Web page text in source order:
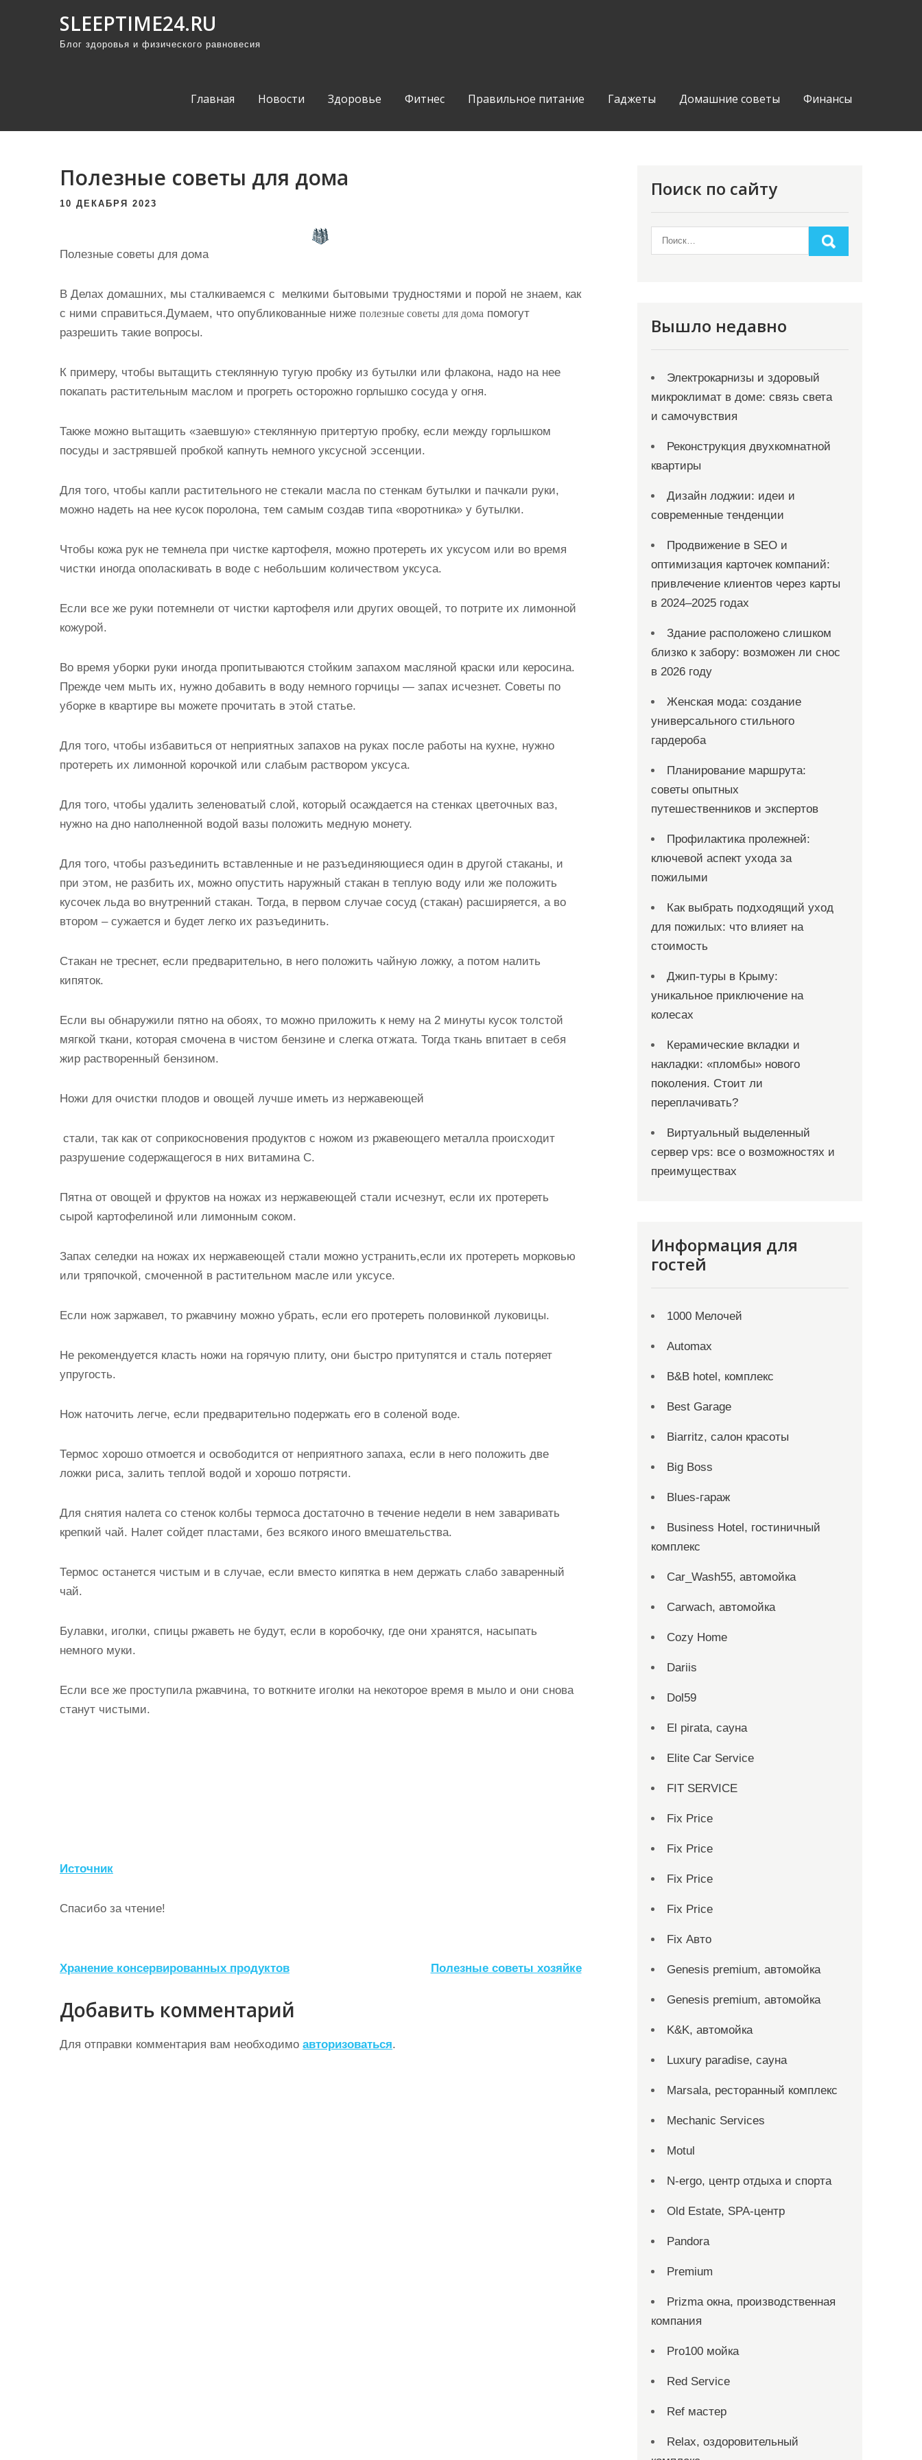
SLEEPTIME24.RU
Блог здоровья и физического равновесия
Главная Новости Здоровье Фитнес Правильное питание Гаджеты Домашние советы Финансы
Полезные советы для дома
10 ДЕКАБРЯ 2023
Полезные советы для дома
В Делах домашних, мы сталкиваемся с мелкими бытовыми трудностями и порой не знаем, как
с ними справиться.Думаем, что опубликованные ниже полезные советы для дома помогут
разрешить такие вопросы.
К примеру, чтобы вытащить стеклянную тугую пробку из бутылки или флакона, надо на нее
покапать растительным маслом и прогреть осторожно горлышко сосуда у огня.
Также можно вытащить «заевшую» стеклянную притертую пробку, если между горлышком
посуды и застрявшей пробкой капнуть немного уксусной эссенции.
Для того, чтобы капли растительного не стекали масла по стенкам бутылки и пачкали руки,
можно надеть на нее кусок поролона, тем самым создав типа «воротника» у бутылки.
Чтобы кожа рук не темнела при чистке картофеля, можно протереть их уксусом или во время
чистки иногда ополаскивать в воде с небольшим количеством уксуса.
Если все же руки потемнели от чистки картофеля или других овощей, то потрите их лимонной
кожурой.
Во время уборки руки иногда пропитываются стойким запахом масляной краски или керосина.
Прежде чем мыть их, нужно добавить в воду немного горчицы — запах исчезнет. Советы по
уборке в квартире вы можете прочитать в этой статье.
Для того, чтобы избавиться от неприятных запахов на руках после работы на кухне, нужно
протереть их лимонной корочкой или слабым раствором уксуса.
Для того, чтобы удалить зеленоватый слой, который осаждается на стенках цветочных ваз,
нужно на дно наполненной водой вазы положить медную монету.
Для того, чтобы разъединить вставленные и не разъединяющиеся один в другой стаканы, и
при этом, не разбить их, можно опустить наружный стакан в теплую воду или же положить
кусочек льда во внутренний стакан. Тогда, в первом случае сосуд (стакан) расширяется, а во
втором – сужается и будет легко их разъединить.
Стакан не треснет, если предварительно, в него положить чайную ложку, а потом налить
кипяток.
Если вы обнаружили пятно на обоях, то можно приложить к нему на 2 минуты кусок толстой
мягкой ткани, которая смочена в чистом бензине и слегка отжата. Тогда ткань впитает в себя
жир растворенный бензином.
Ножи для очистки плодов и овощей лучше иметь из нержавеющей
стали, так как от соприкосновения продуктов с ножом из ржавеющего металла происходит
разрушение содержащегося в них витамина С.
Пятна от овощей и фруктов на ножах из нержавеющей cтали исчезнут, если их протереть
сырой картофелиной или лимонным соком.
Запах селедки на ножах их нержавеющей стали можно устранить,если их протереть морковью
или тряпочкой, смоченной в растительном масле или уксусе.
Если нож заржавел, то ржавчину можно убрать, если его протереть половинкой луковицы.
Не рекомендуется класть ножи на горячую плиту, они быстро притупятся и сталь потеряет
упругость.
Нож наточить легче, если предварительно подержать его в соленой воде.
Термос хорошо отмоется и освободится от неприятного запаха, если в него положить две
ложки риса, залить теплой водой и хорошо потрясти.
Для снятия налета со стенок колбы термоса достаточно в течение недели в нем заваривать
крепкий чай. Налет сойдет пластами, без всякого иного вмешательства.
Термос останется чистым и в случае, если вместо кипятка в нем держать слабо заваренный
чай.
Булавки, иголки, спицы ржаветь не будут, если в коробочку, где они хранятся, насыпать
немного муки.
Если все же проступила ржавчина, то воткните иголки на некоторое время в мыло и они снова
станут чистыми.
Источник
Спасибо за чтение!
Н
в
и
Хранение консервированных продуктов Полезные советы хозяйке
Добавить комментарий
Для отправки комментария вам необходимо авторизоваться.
Поиск по сайту
Вышло недавно
Электрокарнизы и здоровый
микроклимат в доме: связь света
и самочувствия
Реконструкция двухкомнатной
квартиры
Дизайн лоджии: идеи и
современные тенденции
Продвижение в SEO и
оптимизация карточек компаний:
привлечение клиентов через карты
в 2024–2025 годах
Здание расположено слишком
близко к забору: возможен ли снос
в 2026 году
Женская мода: создание
универсального стильного
гардероба
Планирование маршрута:
советы опытных
путешественников и экспертов
Профилактика пролежней:
ключевой аспект ухода за
пожилыми
Как выбрать подходящий уход
для пожилых: что влияет на
стоимость
Джип-туры в Крыму:
уникальное приключение на
колесах
Керамические вкладки и
накладки: «пломбы» нового
поколения. Стоит ли
переплачивать?
Виртуальный выделенный
сервер vps: все о возможностях и
преимуществах
Информация для
гостей
1000 Мелочей
Automax
B&B hotel, комплекс
Best Garage
Biarritz, салон красоты
Big Boss
Blues-гараж
Business Hotel, гостиничный
комплекс
Car_Wash55, автомойка
Carwach, автомойка
Cozy Home
Dariis
Dol59
El pirata, сауна
Elite Car Service
FIT SERVICE
Fix Price
Fix Price
Fix Price
Fix Price
Fix Авто
Genesis premium, автомойка
Genesis premium, автомойка
K&K, автомойка
Luxury paradise, сауна
Marsala, ресторанный комплекс
Mechanic Services
Motul
N-ergo, центр отдыха и спорта
Old Estate, SPA-центр
Pandora
Premium
Prizma окна, производственная
компания
Pro100 мойка
Red Service
Ref мастер
Relax, оздоровительный